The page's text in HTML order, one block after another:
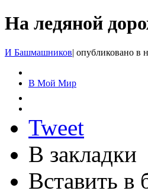
На ледяной
И Башмашников| опубликовано в
В Мой Мир
Tweet
В закладки
Вставить в